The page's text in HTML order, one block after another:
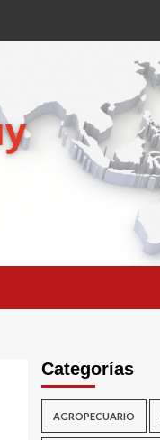
Categorías
AGROPECUARIO